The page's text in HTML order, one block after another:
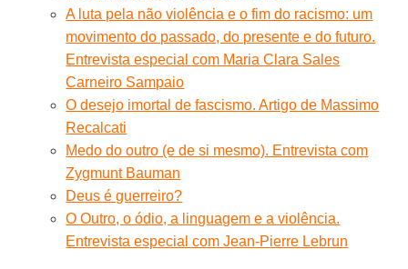
A luta pela não violência e o fim do racismo: um
movimento do passado, do presente e do futuro.
Entrevista especial com Maria Clara Sales
Carneiro Sampaio
O desejo imortal de fascismo. Artigo de Massimo
Recalcati
Medo do outro (e de si mesmo). Entrevista com
Zygmunt Bauman
Deus é guerreiro?
O Outro, o ódio, a linguagem e a violência.
Entrevista especial com Jean-Pierre Lebrun